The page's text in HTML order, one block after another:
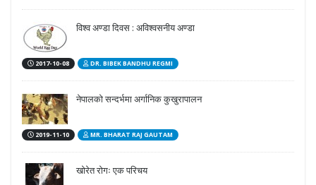
विश्व अण्डा दिवस : अविश्वसनीय अण्डा
2017-10-08 DR. BIBEK BANDHU REGMI
नेपालको सन्दर्भमा अर्गानिक कुखुरापालन
2019-11-10 MR. BHARAT RAJ GAUTAM
खोरेत रोगः एक परिचय